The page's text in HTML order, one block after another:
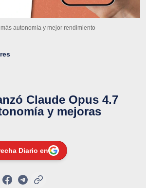
autonomía y mejor rendimiento
Claude Opus 4.7
y mejoras
Diario en